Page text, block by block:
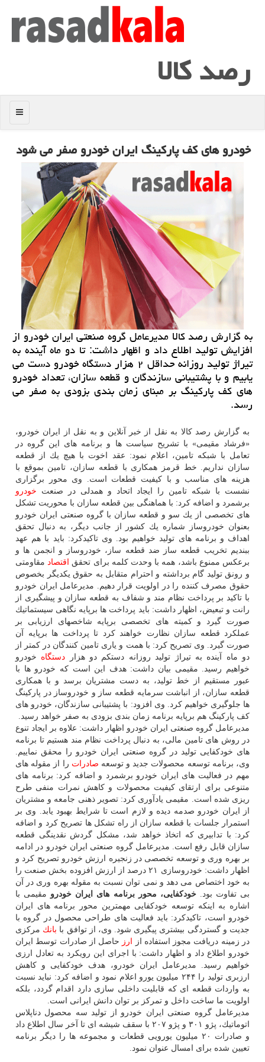
رصد كالا
منو
خودرو های كف پاركینگ ایران خودرو صفر می شود
به گزارش رصد كالا مدیرعامل گروه صنعتی ایران خودرو از
افزایش تولید اطلاع داد و اظهار داشت: تا دو ماه آینده به
تیراژ تولید روزانه حداقل ۲ هزار دستگاه خودرو دست می
یابیم و با پشتیبانی سازندگان و قطعه سازان، تعداد خودرو
های كف پاركینگ بر مبنای زمان بندی بزودی به صفر می
رسد.
به گزارش رصد كالا به نقل از خبر آنلاین و به نقل از ایران خودرو،
«فرشاد مقیمی» با تشریح سیاست ها و برنامه های این گروه در
تعامل با شبكه تامین، اعلام نمود: عقد اخوت با هیچ یك از قطعه
سازان نداریم. خط قرمز همكاری با قطعه سازان، تامین بموقع با
هزینه های مناسب و با كیفیت قطعات است. وی محور برگزاری
نشست با شبكه تامین را ایجاد اتحاد و همدلی در صنعت خودرو
برشمرد و اضافه كرد: با هماهنگی بین قطعه سازان با محوریت تشكل
های تخصصی از یك سو و قطعه سازان با گروه صنعتی ایران خودرو
بعنوان خودروساز شماره یك كشور از جانب دیگر، به دنبال تحقق
اهداف و برنامه های تولید خواهیم بود. وی تاكیدكرد: باید با هم عهد
ببندیم تخریب قطعه ساز ضد قطعه ساز، خودروساز و انجمن ها و
برعكس ممنوع باشد، همه با وحدت كلمه برای تحقق اقتصادمقاومتی
و رونق تولید گام برداشته و احترام متقابل به حقوق یكدیگر بخصوص
حقوق مصرف كننده را در اولویت قرار دهیم. مدیرعامل ایران خودرو
با تاكید بر پرداخت نظام مند و شفاف به قطعه سازان و پیشگیری از
رانت و تبعیض، اظهار داشت: باید پرداخت ها برپایه نگاهی سیستماتیك
صورت گیرد و كمیته های تخصصی برپایه شاخصهای ارزیابی بر
عملكرد قطعه سازان نظارت خواهند كرد تا پرداخت ها برپایه آن
صورت گیرد. وی تصریح كرد: با همت و یاری تامین كنندگان در كمتر از
دو ماه آینده به تیراژ تولید روزانه دستكم دو هزار دستگاه خودرو
خواهیم رسید. مقیمی بیان داشت: هدف این است كه خودرو ها با
عبور مستقیم از خط تولید، به دست مشتریان برسد و با همكاری
قطعه سازان، از انباشت سرمایه قطعه ساز و خودروساز در پاركینگ
ها جلوگیری خواهیم كرد. وی افزود: با پشتیبانی سازندگان، خودرو های
كف پاركینگ هم برپایه برنامه زمان بندی بزودی به صفر خواهد رسید.
مدیرعامل گروه صنعتی ایران خودرو اظهار داشت: علاوه بر ایجاد تنوع
در روش های تامین مالی، به دنبال پرداخت نظام مند هستیم تا برنامه
های خودكفایی تولید در گروه صنعتی ایران خودرو را محقق نماییم.
وی، برنامه توسعه محصولات جدید و توسعه صادرات را از مقوله های
مهم در فعالیت های ایران خودرو برشمرد و اضافه كرد: برنامه های
متنوعی برای ارتقای كیفیت محصولات و كاهش نمرات منفی طرح
ریزی شده است. مقیمی یادآوری كرد: تصویر ذهنی جامعه و مشتریان
از ایران خودرو صدمه دیده و لازم است تا شرایط بهبود یابد. وی بر
استمرار جلسات با قطعه سازان از راه تشكل ها تصریح كرد و اضافه
كرد: با تدابیری كه اتخاذ خواهد شد، مشكل گردش نقدینگی قطعه
سازان قابل رفع است. مدیرعامل گروه صنعتی ایران خودرو در ادامه
بر بهره وری و توسعه تخصصی در زنجیره ارزش خودرو تصریح كرد و
اظهار داشت: خودروسازی ۲۱ درصد از ارزش افزوده بخش صنعت را
به خود اختصاص می دهد و نمی توان نسبت به مقوله بهره وری در آن
بی تفاوت بود.خودكفایی، محور برنامه های ایران خودرو مقیمی با
اشاره به اینكه توسعه خودكفایی مهمترین محور برنامه های ایران
خودرو است، تاكیدكرد: باید فعالیت های طراحی محصول در گروه با
جدیت و گستردگی بیشتری پیگیری شود. وی، از توافق با بانك مركزی
در زمینه دریافت مجوز استفاده از
ارز حاصل از صادرات توسط ایران
خودرو اطلاع داد و اظهار داشت: با اجرای این رویكرد به تعادل ارزی
خواهیم رسید. مدیرعامل ایران خودرو، هدف خودكفایی و كاهش
ارزبری تولید را ۲۴۴ میلیون یورو اعلام نمود و اضافه كرد: نباید نسبت
به واردات قطعه ای كه قابلیت داخلی سازی دارد اقدام گردد، بلكه
اولویت ما ساخت داخل و تمركز بر توان دانش ایرانی است.
مدیرعامل گروه صنعتی ایران خودرو از تولید سه محصول دناپلاس
اتوماتیك، پژو ۳۰۱ و پژو ۲۰۷ با سقف شیشه ای تا آخر سال اطلاع داد
و صادرات ۲۰ میلیون یورویی قطعات و مجموعه ها را دیگر برنامه
تعیین شده برای امسال عنوان نمود.